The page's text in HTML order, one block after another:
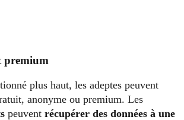
premium
plus haut, les adeptes peuvent
anonyme ou premium. Les
s peuvent récupérer des données à une